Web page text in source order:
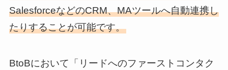
SalesforceなどのCRM、MAツールへ自動連携し
たりすることが可能です。
BtoBにおいて「リードへのファーストコンタク